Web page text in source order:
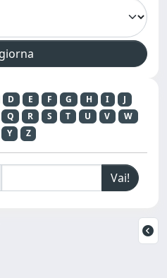
D E F G H I
J
Q R S T U V
W
Y Z